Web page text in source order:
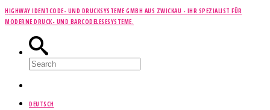
HIGHWAY IDENTCODE- UND DRUCKSYSTEME GMBH AUS ZWICKAU - IHR SPEZIALIST FÜR
MODERNE DRUCK- UND BARCODELESESYSTEME.
DEUTSCH